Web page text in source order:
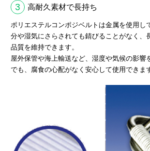
3 高耐久素材で長持ち
ポリエステルコンポジベルトは金属を使用し
分や湿気にさらされても錆びることがなく、
品質を維持できます。
屋外保管や海上輸送など、湿度や気候の影響
でも、腐食の心配がなく安心して使用できま